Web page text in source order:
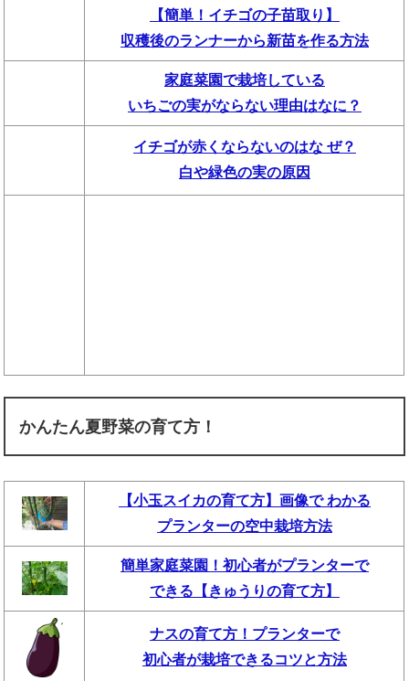
【簡単！イチゴの子苗取り】
収穫後のランナーから新苗を作る方法
家庭菜園で栽培している
いちごの実がならない理由はなに？
イチゴが赤くならないのはな ぜ？
白や緑色の実の原因
かんたん夏野菜の育て方！
【小玉スイカの育て方】画像で わかる
プランターの空中栽培方法
簡単家庭菜園！初心者がプランターで
できる【きゅうりの育て方】
ナスの育て方！プランターで
初心者が栽培できるコツと方法